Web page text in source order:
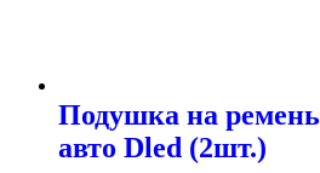
Подушка на ремень
авто Dled (2шт.)